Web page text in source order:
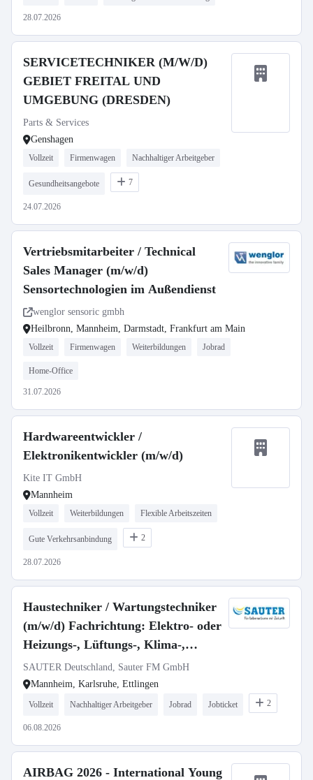
28.07.2026
SERVICETECHNIKER (M/W/D)
GEBIET FREITAL UND
UMGEBUNG (DRESDEN)
Parts & Services
Genshagen
Vollzeit Firmenwagen Nachhaltiger Arbeitgeber
Gesundheitsangebote 7
24.07.2026
Vertriebsmitarbeiter / Technical
Sales Manager (m/w/d)
Sensortechnologien im Außendienst
wenglor sensoric gmbh
Heilbronn, Mannheim, Darmstadt, Frankfurt am Main
Vollzeit Firmenwagen Weiterbildungen Jobrad
Home-Office
31.07.2026
Hardwareentwickler /
Elektronikentwickler (m/w/d)
Kite IT GmbH
Mannheim
Vollzeit Weiterbildungen Flexible Arbeitszeiten
Gute Verkehrsanbindung 2
28.07.2026
Haustechniker / Wartungstechniker
(m/w/d) Fachrichtung: Elektro- oder
Heizungs-, Lüftungs-, Klima-,
Sanitärtechnik
SAUTER Deutschland, Sauter FM GmbH
Mannheim, Karlsruhe, Ettlingen
Vollzeit Nachhaltiger Arbeitgeber Jobrad Jobticket 2
06.08.2026
AIRBAG 2026 - International Young